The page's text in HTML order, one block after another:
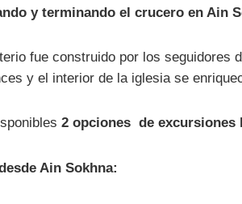
y terminando el crucero en Ain
fue construido por los seguidores
y el interior de la iglesia se
2 opciones de excursiones
Ain Sokhna: